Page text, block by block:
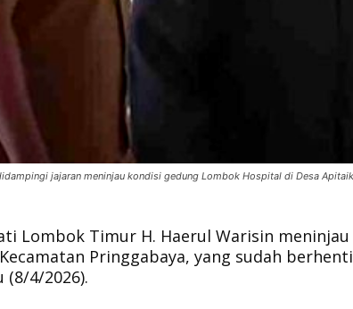
jajaran meninjau kondisi gedung Lombok Hospital di Desa
Lombok Timur H. Haerul Warisin
Pringgabaya, yang sudah
4/2026).